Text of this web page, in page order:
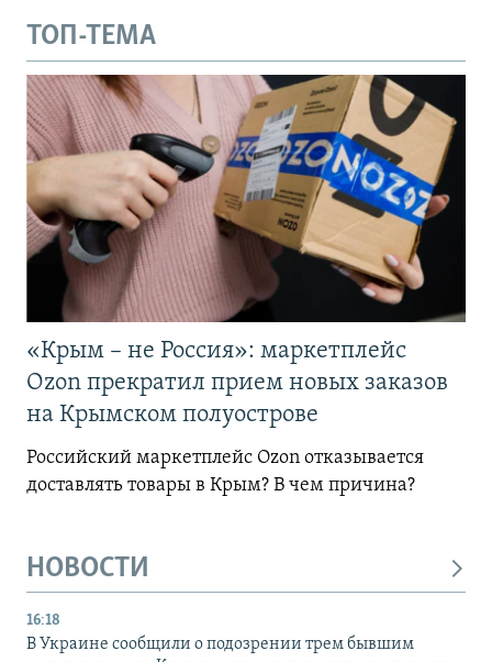
ТОП-ТЕМА
«Крым – не Россия»: маркетплейс
Ozon прекратил прием новых заказов
на Крымском полуострове
Российский маркетплейс Ozon отказывается
доставлять товары в Крым? В чем причина?
НОВОСТИ
16:18
В Украине сообщили о подозрении трем бывшим